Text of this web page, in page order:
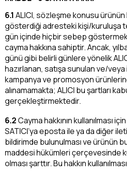
6.1 ALICI, sözleşme konusu
gösterdiği adresteki kişi/kuruluşa
gün içinde hiçbir sebep göstermek
cayma hakkına sahiptir. Ancak,
günü gibi belirli günlere yönelik
hazırlanan, satışa sunulan ve/
kampanya ve promosyon
alınamamakta; ALICI bu şartları
gerçekleştirmektedir.
6.2Cayma hakkının kullanılması
SATICI’ya eposta ile ya da diğer
bildirimde bulunulması ve ürünün
maddesi hükümleri çerçevesinde
olması şarttır. Bu hakkın